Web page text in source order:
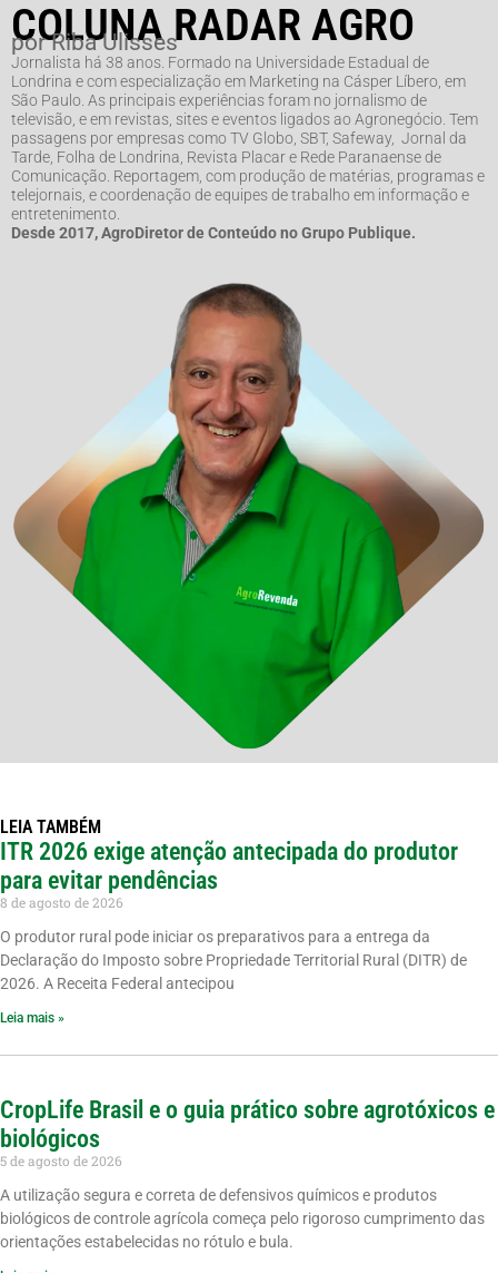
COLUNA RADAR AGRO
por Riba Ulisses
Jornalista há 38 anos. Formado na Universidade Estadual de
Londrina e com especialização em Marketing na Cásper Líbero, em
São Paulo. As principais experiências foram no jornalismo de
televisão, e em revistas, sites e eventos ligados ao Agronegócio. Tem
passagens por empresas como TV Globo, SBT, Safeway, Jornal da
Tarde, Folha de Londrina, Revista Placar e Rede Paranaense de
Comunicação. Reportagem, com produção de matérias, programas e
telejornais, e coordenação de equipes de trabalho em informação e
entretenimento.
Desde 2017, AgroDiretor de Conteúdo no Grupo Publique.
LEIA TAMBÉM
ITR 2026 exige atenção antecipada do produtor
para evitar pendências
8 de agosto de 2026
O produtor rural pode iniciar os preparativos para a entrega da
Declaração do Imposto sobre Propriedade Territorial Rural (DITR) de
2026. A Receita Federal antecipou
Leia mais »
CropLife Brasil e o guia prático sobre agrotóxicos e
biológicos
5 de agosto de 2026
A utilização segura e correta de defensivos químicos e produtos
biológicos de controle agrícola começa pelo rigoroso cumprimento das
orientações estabelecidas no rótulo e bula.